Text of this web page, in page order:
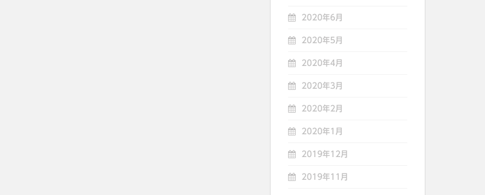
2020年6月
2020年5月
2020年4月
2020年3月
2020年2月
2020年1月
2019年12月
2019年11月